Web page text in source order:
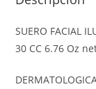
SUERO FACIAL
30 CC 6.76 Oz